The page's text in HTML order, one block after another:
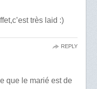
très laid :)
que le marié est de
REPLY